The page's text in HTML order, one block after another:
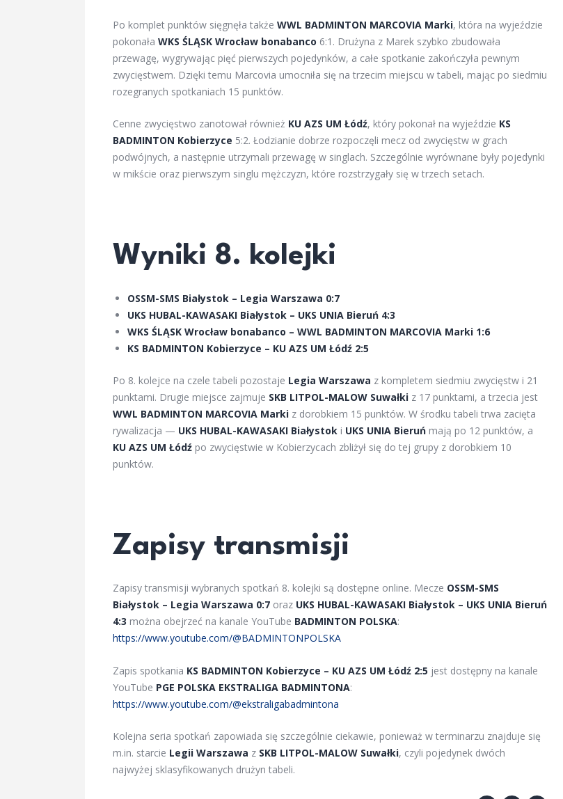
Po komplet punktów sięgnęła także WWL BADMINTON MARCOVIA Marki, która na wyjeździe
pokonała WKS ŚLĄSK Wrocław bonabanco 6:1. Drużyna z Marek szybko zbudowała
przewagę, wygrywając pięć pierwszych pojedynków, a całe spotkanie zakończyła pewnym
zwycięstwem. Dzięki temu Marcovia umocniła się na trzecim miejscu w tabeli, mając po siedmiu
rozegranych spotkaniach 15 punktów.
Cenne zwycięstwo zanotował również KU AZS UM Łódź, który pokonał na wyjeździe KS
BADMINTON Kobierzyce 5:2. Łodzianie dobrze rozpoczęli mecz od zwycięstw w grach
podwójnych, a następnie utrzymali przewagę w singlach. Szczególnie wyrównane były pojedynki
w mikście oraz pierwszym singlu mężczyzn, które rozstrzygały się w trzech setach.
Wyniki 8. kolejki
OSSM-SMS Białystok – Legia Warszawa 0:7
UKS HUBAL-KAWASAKI Białystok – UKS UNIA Bieruń 4:3
WKS ŚLĄSK Wrocław bonabanco – WWL BADMINTON MARCOVIA Marki 1:6
KS BADMINTON Kobierzyce – KU AZS UM Łódź 2:5
Po 8. kolejce na czele tabeli pozostaje Legia Warszawa z kompletem siedmiu zwycięstw i 21
punktami. Drugie miejsce zajmuje SKB LITPOL-MALOW Suwałki z 17 punktami, a trzecia jest
WWL BADMINTON MARCOVIA Marki z dorobkiem 15 punktów. W środku tabeli trwa zacięta
rywalizacja — UKS HUBAL-KAWASAKI Białystok i UKS UNIA Bieruń mają po 12 punktów, a
KU AZS UM Łódź po zwycięstwie w Kobierzycach zbliżył się do tej grupy z dorobkiem 10
punktów.
Zapisy transmisji
Zapisy transmisji wybranych spotkań 8. kolejki są dostępne online. Mecze OSSM-SMS
Białystok – Legia Warszawa 0:7 oraz UKS HUBAL-KAWASAKI Białystok – UKS UNIA Bieruń
4:3 można obejrzeć na kanale YouTube BADMINTON POLSKA:
https://www.youtube.com/@BADMINTONPOLSKA
Zapis spotkania KS BADMINTON Kobierzyce – KU AZS UM Łódź 2:5 jest dostępny na kanale
YouTube PGE POLSKA EKSTRALIGA BADMINTONA:
https://www.youtube.com/@ekstraligabadmintona
Kolejna seria spotkań zapowiada się szczególnie ciekawie, ponieważ w terminarzu znajduje się
m.in. starcie Legii Warszawa z SKB LITPOL-MALOW Suwałki, czyli pojedynek dwóch
najwyżej sklasyfikowanych drużyn tabeli.